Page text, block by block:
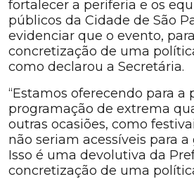
fortalecer a periferia e os
públicos da Cidade de São
evidenciar que o evento,
concretização de uma
como declarou a Secretária.
“Estamos oferecendo para a
programação de extrema
outras ocasiões, como
não seriam acessíveis para
Isso é uma devolutiva da
concretização de uma